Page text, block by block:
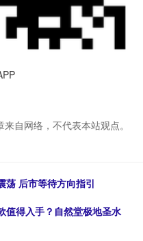
自网络，不代表本站观点。
荡 后市等待方向指引
值得入手？自然堂极地圣水